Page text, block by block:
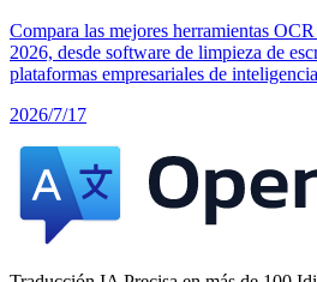
Compara las mejores herramientas
2026, desde software de limpieza de
plataformas empresariales de
2026/7/17